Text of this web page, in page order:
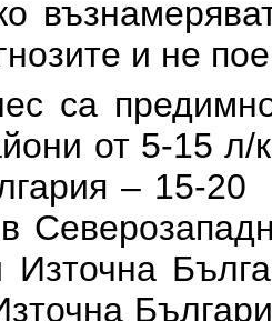
и не
са
от 5-15
– 15-20
Източна